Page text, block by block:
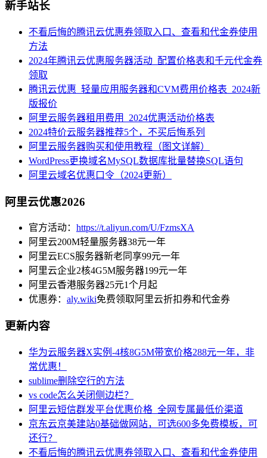
新手站长
不看后悔的腾讯云优惠券领取入口、查看和代金券使用
方法
2024年腾讯云优惠服务器活动_配置价格表和千元代金券
领取
腾讯云优惠_轻量应用服务器和CVM费用价格表_2024新
版报价
阿里云服务器租用费用_2024优惠活动价格表
2024特价云服务器推荐5个，不买后悔系列
阿里云服务器购买和使用教程（图文详解）
WordPress更换域名MySQL数据库批量替换SQL语句
阿里云域名优惠口令（2024更新）
阿里云优惠2026
官方活动： https://t.aliyun.com/U/FzmsXA
阿里云200M轻量服务器38元一年
阿里云ECS服务器新老同享99元一年
阿里云企业2核4G5M服务器199元一年
阿里云香港服务器25元1个月起
优惠券： aly.wiki免费领取阿里云折扣券和代金券
更新内容
华为云服务器X实例-4核8G5M带宽价格288元一年，非
常优惠！
sublime删除空行的方法
vs code怎么关闭侧边栏？
阿里云短信群发平台优惠价格_全网专属最低价渠道
京东云京美建站0基础做网站，可选600多免费模板，可
还行？
不看后悔的腾讯云优惠券领取入口、查看和代金券使用